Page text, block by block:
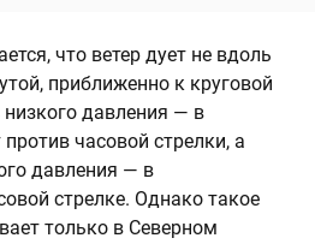
что ветер дует не вдоль
приближенно к круговой
давления — в
часовой стрелки, а
давления — в
стрелке. Однако такое
только в Северном